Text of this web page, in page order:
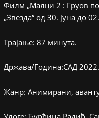
Филм „Малци 2 : Груов
„Звезда“ од 30. јуна до
Трајање: 87 минута.
Држава/Година:САД 2022.
Жанр: Анимирани,